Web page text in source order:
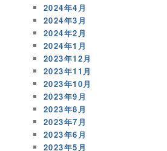
2024年4月
2024年3月
2024年2月
2024年1月
2023年12月
2023年11月
2023年10月
2023年9月
2023年8月
2023年7月
2023年6月
2023年5月